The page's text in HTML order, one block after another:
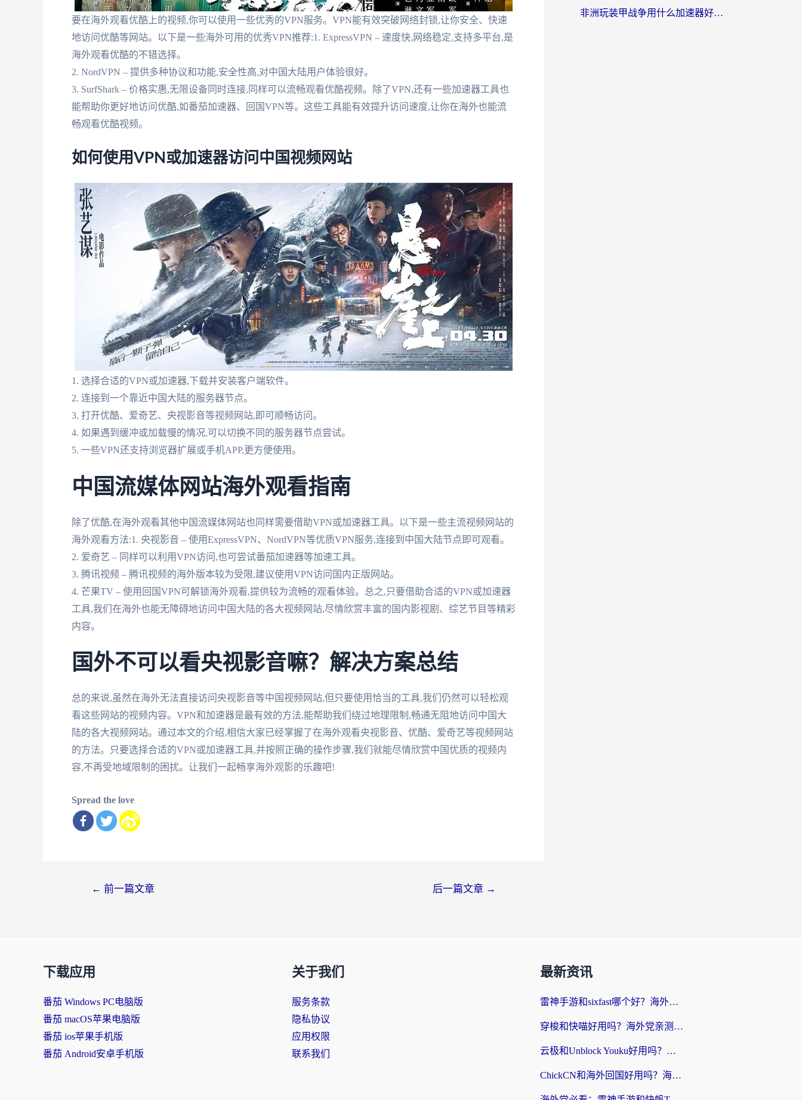
要在海外观看优酷上的视频,你可以使用一些优秀的VPN服务。VPN能有效突破网络封锁,让你安全、快速
地访问优酷等网站。以下是一些海外可用的优秀VPN推荐:1. ExpressVPN – 速度快,网络稳定,支持多平台,是
海外观看优酷的不错选择。
2. NordVPN – 提供多种协议和功能,安全性高,对中国大陆用户体验很好。
3. SurfShark – 价格实惠,无限设备同时连接,同样可以流畅观看优酷视频。除了VPN,还有一些加速器工具也
能帮助你更好地访问优酷,如番茄加速器、回国VPN等。这些工具能有效提升访问速度,让你在海外也能流
畅观看优酷视频。
如何使用VPN或加速器访问中国视频网站
1. 选择合适的VPN或加速器,下载并安装客户端软件。
2. 连接到一个靠近中国大陆的服务器节点。
3. 打开优酷、爱奇艺、央视影音等视频网站,即可顺畅访问。
4. 如果遇到缓冲或加载慢的情况,可以切换不同的服务器节点尝试。
5. 一些VPN还支持浏览器扩展或手机APP,更方便使用。
中国流媒体网站海外观看指南
除了优酷,在海外观看其他中国流媒体网站也同样需要借助VPN或加速器工具。以下是一些主流视频网站的
海外观看方法:1. 央视影音 – 使用ExpressVPN、NordVPN等优质VPN服务,连接到中国大陆节点即可观看。
2. 爱奇艺 – 同样可以利用VPN访问,也可尝试番茄加速器等加速工具。
3. 腾讯视频 – 腾讯视频的海外版本较为受限,建议使用VPN访问国内正版网站。
4. 芒果TV – 使用回国VPN可解锁海外观看,提供较为流畅的观看体验。总之,只要借助合适的VPN或加速器
工具,我们在海外也能无障碍地访问中国大陆的各大视频网站,尽情欣赏丰富的国内影视剧、综艺节目等精彩
内容。
国外不可以看央视影音嘛？解决方案总结
总的来说,虽然在海外无法直接访问央视影音等中国视频网站,但只要使用恰当的工具,我们仍然可以轻松观
看这些网站的视频内容。VPN和加速器是最有效的方法,能帮助我们绕过地理限制,畅通无阻地访问中国大
陆的各大视频网站。通过本文的介绍,相信大家已经掌握了在海外观看央视影音、优酷、爱奇艺等视频网站
的方法。只要选择合适的VPN或加速器工具,并按照正确的操作步骤,我们就能尽情欣赏中国优质的视频内
容,不再受地域限制的困扰。让我们一起畅享海外观影的乐趣吧!
Spread the love
← 前一篇文章 后一篇文章 →
非洲玩装甲战争用什么加速器好？海外党亲测有效的国服游戏加速方案
下载应用
番茄 Windows PC电脑版
番茄 macOS苹果电脑版
番茄 ios苹果手机版
番茄 Android安卓手机版
关于我们
服务条款
隐私协议
应用权限
联系我们
最新资讯
雷神手游和sixfast哪个好？海外党亲测3款回国加速器，教你选对不踩坑
穿梭和快喵好用吗？海外党亲测：小众加速器对比+番茄加速器深度体验
云极和Unblock Youku好用吗？海外党亲测+2026回国加速器避坑指南
ChickCN和海外回国好用吗？海外党2026亲测：从手游到影音，选对加速器的3个关键